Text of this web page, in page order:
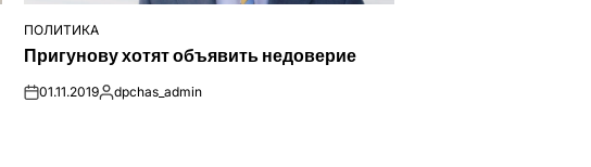
ОПУБЛІКУВАТИ
ПОЛИТИКА
Пригунову хотят объявить недоверие
on01.11.2019Опубліковано
dpchas_admin